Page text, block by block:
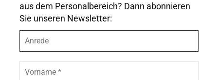
aus dem Personalbereich? Dann abonnieren
Sie unseren Newsletter:
r
e